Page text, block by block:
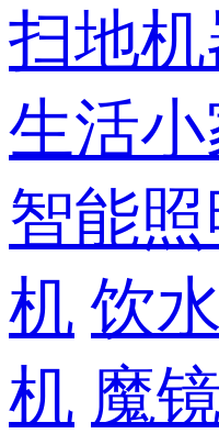
扫地机
生活
智能照
机 饮
机 魔镜